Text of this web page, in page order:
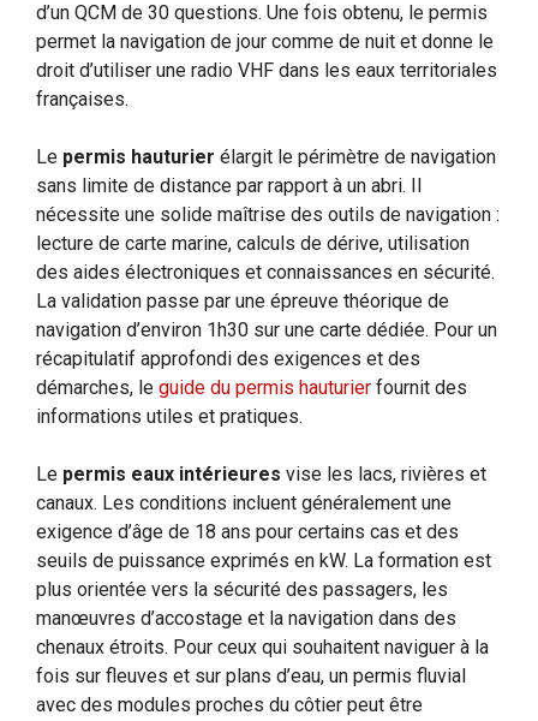
d’un QCM de 30 questions. Une fois obtenu, le permis
permet la navigation de jour comme de nuit et donne le
droit d’utiliser une radio VHF dans les eaux territoriales
françaises.
Le permis hauturier élargit le périmètre de navigation
sans limite de distance par rapport à un abri. Il
nécessite une solide maîtrise des outils de navigation :
lecture de carte marine, calculs de dérive, utilisation
des aides électroniques et connaissances en sécurité.
La validation passe par une épreuve théorique de
navigation d’environ 1h30 sur une carte dédiée. Pour un
récapitulatif approfondi des exigences et des
démarches, le guide du permis hauturier fournit des
informations utiles et pratiques.
Le permis eaux intérieures vise les lacs, rivières et
canaux. Les conditions incluent généralement une
exigence d’âge de 18 ans pour certains cas et des
seuils de puissance exprimés en kW. La formation est
plus orientée vers la sécurité des passagers, les
manœuvres d’accostage et la navigation dans des
chenaux étroits. Pour ceux qui souhaitent naviguer à la
fois sur fleuves et sur plans d’eau, un permis fluvial
avec des modules proches du côtier peut être